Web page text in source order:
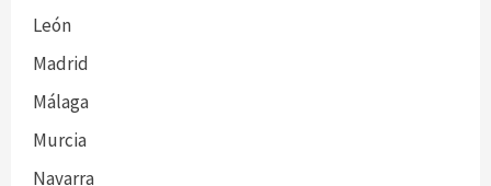
León
Madrid
Málaga
Murcia
Navarra